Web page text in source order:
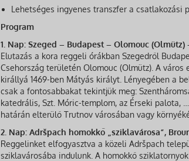
Lehetséges ingyenes transzfer a csatlakozási
Program
1. Nap: Szeged – Budapest – Olomouc
Elutazás a kora reggeli órákban Szegedről
Csehország területén Olomouc (Olmütz). A
királlyá 1469-ben Mátyás királyt. Lényegében a
csak a fontosabbakat tekintjük meg:
katedrális, Szt. Móric-templom, az Érseki palota,
határán elterülő Trutnov városában vagy
2. Nap: Adršpach homokkő „sziklavárosa“,
Reggelinket elfogyasztva a közeli Adršpach
sziklavárosába indulunk. A homokkő